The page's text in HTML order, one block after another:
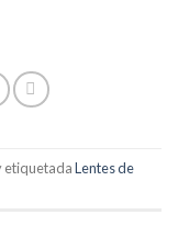
etiquetadaLentes de